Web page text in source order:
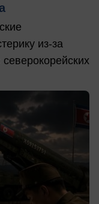
из-за